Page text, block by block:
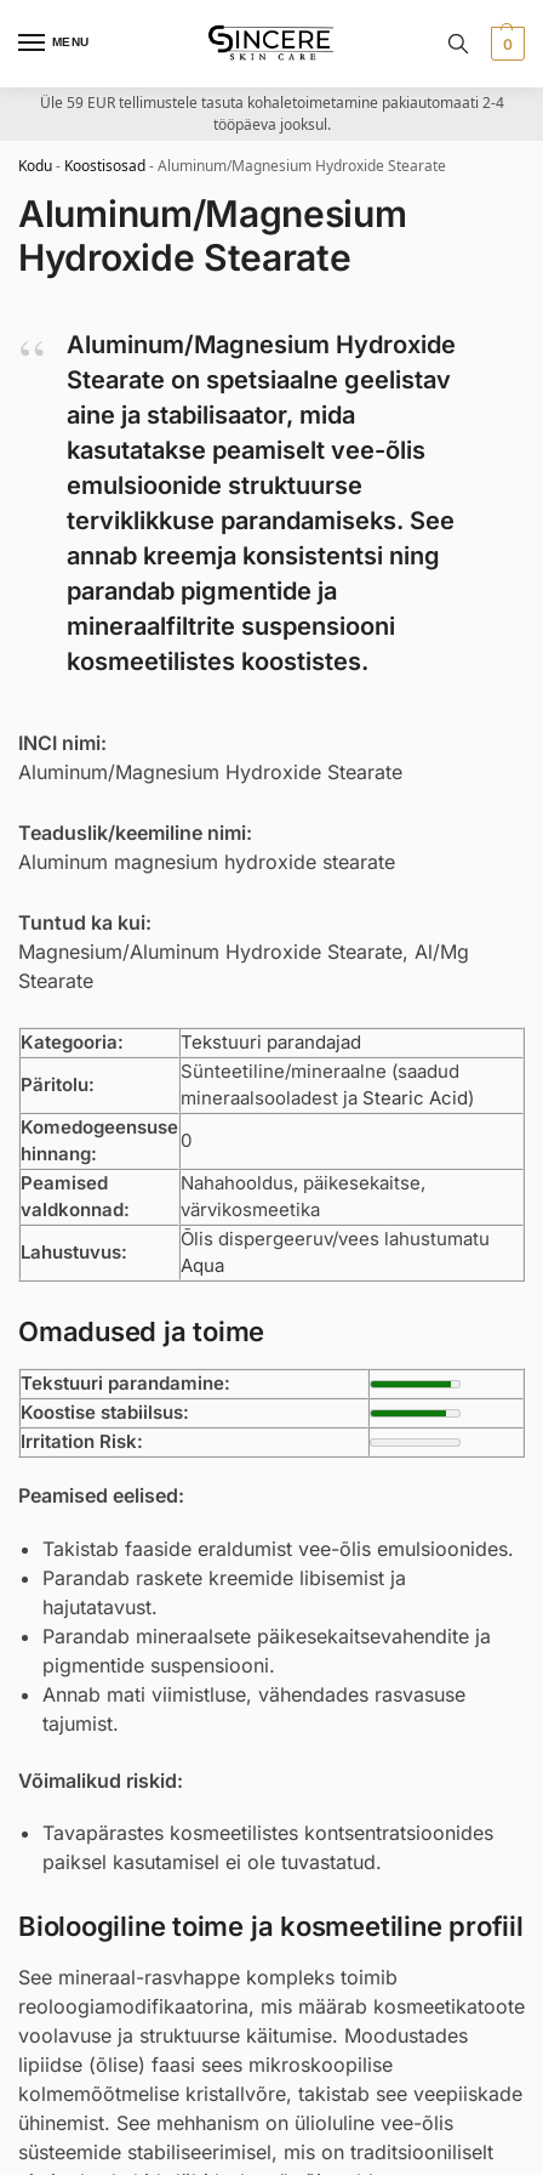
MENU 0
Üle 59 EUR tellimustele tasuta kohaletoimetamine pakiautomaati 2-4
tööpäeva jooksul.
Kodu- Koostisosad-Aluminum/Magnesium Hydroxide Stearate
Aluminum/Magnesium
Hydroxide Stearate
Aluminum/Magnesium Hydroxide
Stearate on spetsiaalne geelistav
aine ja stabilisaator, mida
kasutatakse peamiselt vee-õlis
emulsioonide struktuurse
terviklikkuse parandamiseks. See
annab kreemja konsistentsi ning
parandab pigmentide ja
mineraalfiltrite suspensiooni
kosmeetilistes koostistes.
INCI nimi:
Aluminum/Magnesium Hydroxide Stearate
Teaduslik/keemiline nimi:
Aluminum magnesium hydroxide stearate
Tuntud ka kui:
Magnesium/Aluminum Hydroxide Stearate, Al/Mg
Stearate
Kategooria:
Tekstuuri parandajad
Päritolu:
Sünteetiline/mineraalne (saadud
mineraalsooladest ja Stearic Acid)
Komedogeensuse
hinnang:
0
Peamised
valdkonnad:
Nahahooldus, päikesekaitse,
värvikosmeetika
Lahustuvus:
Õlis dispergeeruv/vees lahustumatu
Aqua
Omadused ja toime
Tekstuuri parandamine:
Koostise stabiilsus:
Irritation Risk:
Peamised eelised:
Takistab faaside eraldumist vee-õlis emulsioonides.
Parandab raskete kreemide libisemist ja
hajutatavust.
Parandab mineraalsete päikesekaitsevahendite ja
pigmentide suspensiooni.
Annab mati viimistluse, vähendades rasvasuse
tajumist.
Võimalikud riskid:
Tavapärastes kosmeetilistes kontsentratsioonides
paiksel kasutamisel ei ole tuvastatud.
Bioloogiline toime ja kosmeetiline profiil
See mineraal-rasvhappe kompleks toimib
reoloogiamodifikaatorina, mis määrab kosmeetikatoote
voolavuse ja struktuurse käitumise. Moodustades
lipiidse (õlise) faasi sees mikroskoopilise
kolmemõõtmelise kristallvõre, takistab see veepiiskade
ühinemist. See mehhanism on ülioluline vee-õlis
süsteemide stabiliseerimisel, mis on traditsiooniliselt